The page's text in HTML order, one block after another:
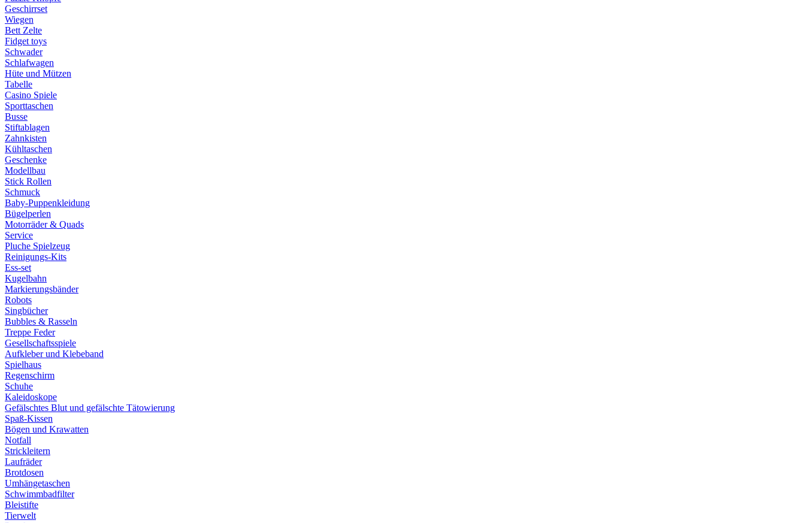
Geschirrset
Wiegen
Bett Zelte
Fidget toys
Schwader
Schlafwagen
Hüte und Mützen
Tabelle
Casino Spiele
Sporttaschen
Busse
Stiftablagen
Zahnkisten
Kühltaschen
Geschenke
Modellbau
Stick Rollen
Schmuck
Baby-Puppenkleidung
Bügelperlen
Motorräder & Quads
Service
Pluche Spielzeug
Reinigungs-Kits
Ess-set
Kugelbahn
Markierungsbänder
Robots
Singbücher
Bubbles & Rasseln
Treppe Feder
Gesellschaftsspiele
Aufkleber und Klebeband
Spielhaus
Regenschirm
Schuhe
Kaleidoskope
Gefälschtes Blut und gefälschte Tätowierung
Spaß-Kissen
Bögen und Krawatten
Notfall
Strickleitern
Laufräder
Brotdosen
Umhängetaschen
Schwimmbadfilter
Bleistifte
Tierwelt